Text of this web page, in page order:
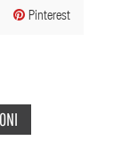
Pinterest